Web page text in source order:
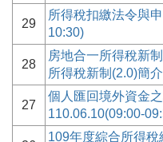
29
所得稅扣繳法令與
10:30)
28
房地合一所得稅新
所得稅新制(2.0)簡
27
個人匯回境外資金
110.06.10(09:00-
109年度綜合所得